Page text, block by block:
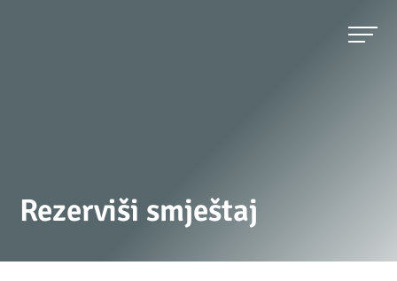
Rezerviši smještaj